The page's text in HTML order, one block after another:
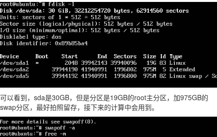
可以看到，sda是30GB，但是分区是19GB的root主分区，加975GB的
swap分区，最好拍照留存，接下来的计算中会用到。